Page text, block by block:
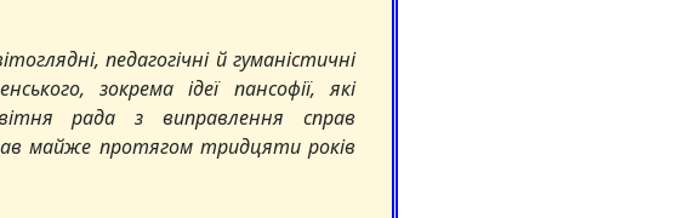
педагогічні й гуманістичні
зокрема ідеї пансофії, які
рада з виправлення справ
майже протягом тридцяти років